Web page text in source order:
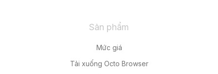
Sản phẩm
Mức giá
Tải xuống Octo Browser